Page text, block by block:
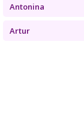
Antonina
Artur